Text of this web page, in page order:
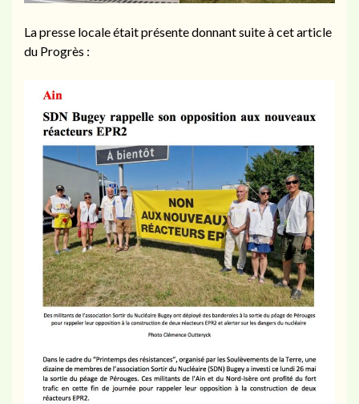
La presse locale était présente donnant suite à cet article
du Progrès :